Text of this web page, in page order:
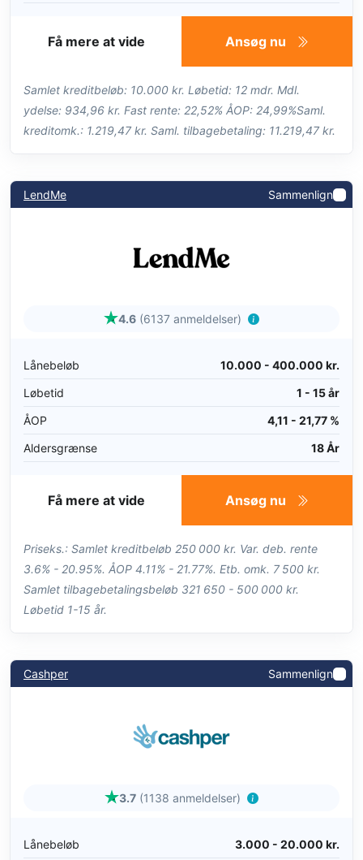
Ansøg nu
Få mere at vide
Samlet kreditbeløb: 10.000 kr. Løbetid: 12 mdr. Mdl.
ydelse: 934,96 kr. Fast rente: 22,52% ÅOP: 24,99%Saml.
kreditomk.: 1.219,47 kr. Saml. tilbagebetaling: 11.219,47 kr.
LendMe Sammenlign
4.6 (6137 anmeldelser)
Lånebeløb
10.000 - 400.000 kr.
Løbetid
1 - 15 år
ÅOP
4,11 - 21,77 %
Aldersgrænse
18 År
Ansøg nu
Få mere at vide
Priseks.: Samlet kreditbeløb 250 000 kr. Var. deb. rente
3.6% - 20.95%. ÅOP 4.11% - 21.77%. Etb. omk. 7 500 kr.
Samlet tilbagebetalingsbeløb 321 650 - 500 000 kr.
Løbetid 1-15 år.
Cashper Sammenlign
3.7 (1138 anmeldelser)
Lånebeløb
3.000 - 20.000 kr.